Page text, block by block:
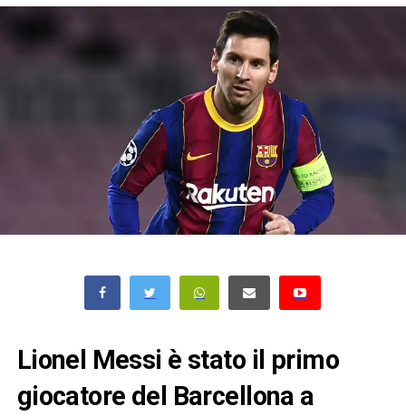
Lionel Messi è stato il primo
giocatore del Barcellona a